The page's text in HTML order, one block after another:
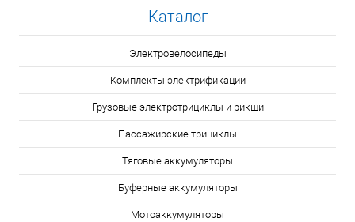
Каталог
Электровелосипеды
Комплекты электрификации
Грузовые электротрициклы и рикши
Пассажирские трициклы
Тяговые аккумуляторы
Буферные аккумуляторы
Мотоаккумуляторы